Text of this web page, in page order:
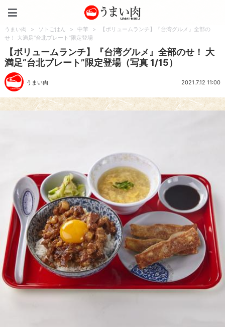
うまい肉 > ソトごはん > 中華 >
【ボリュームランチ】『台湾グルメ』全部の
せ！ 大満足“台北プレート”限定登場
【ボリュームランチ】『台湾グルメ』全部のせ！ 大
満足“台北プレート”限定登場（写真 1/15）
うまい肉 2021.7.12 11:00